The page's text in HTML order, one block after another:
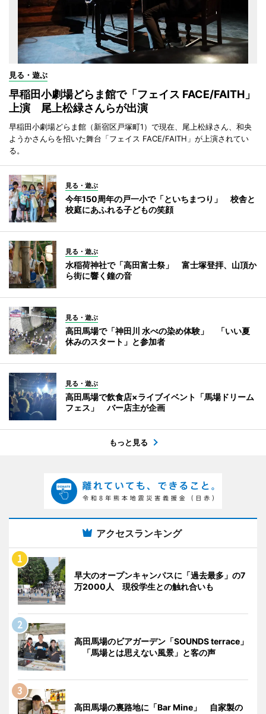
見る・遊ぶ
早稲田小劇場どらま館で「フェイス FACE/FAITH」
上演 尾上松緑さんらが出演
早稲田小劇場どらま館（新宿区戸塚町1）で現在、尾上松緑さん、和央
ようかさんらを招いた舞台「フェイス FACE/FAITH」が上演されてい
る。
見る・遊ぶ
今年150周年の戸一小で「といちまつり」 校舎と
校庭にあふれる子どもの笑顔
見る・遊ぶ
水稲荷神社で「高田富士祭」 富士塚登拝、山頂か
ら街に響く鐘の音
見る・遊ぶ
高田馬場で「神田川 水べの染め体験」 「いい夏
休みのスタート」と参加者
見る・遊ぶ
高田馬場で飲食店×ライブイベント「馬場ドリーム
フェス」 バー店主が企画
もっと見る
アクセスランキング
早大のオープンキャンパスに「過去最多」の7
万2000人 現役学生との触れ合いも
高田馬場のビアガーデン「SOUNDS terrace」
「馬場とは思えない風景」と客の声
高田馬場の裏路地に「Bar Mine」 自家製の